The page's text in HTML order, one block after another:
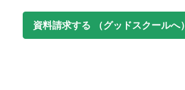
資料請求する （グッドスクールへ）